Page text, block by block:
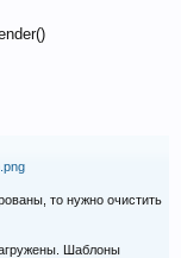
то нужно очистить
Шаблоны